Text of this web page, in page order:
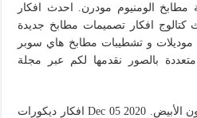
الومنيوم مودرن. احدث افكار
افكار تصميمات مطابخ جديدة
موديلات و تشطيبات مطابخ هاي سوبر
بالصور نقدمها لكم عبر مجلة
أفكار ديكورات مطابخ تعتمد اللون الأبيض. Dec 05 2020 افكار ديكورات